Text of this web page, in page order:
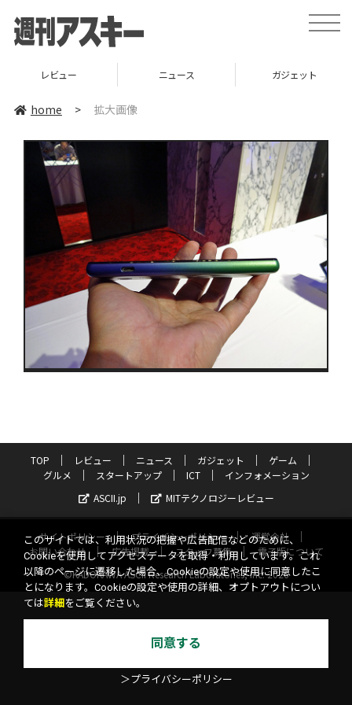
toggle
レビュー ニュース ガジェット
home > 拡大画像
TOP レビュー ニュース ガジェット
ゲーム
グルメ
スタートアップ ICT
インフォメーション
ASCII.jp
MITテクノロジーレビュー
サイトポリシー プライバシーポリシー
運営会社
お問い合わせ
広告掲載 スタッフ募集
電子版について
©KADOKAWA ASCII Research Laboratories, Inc. 2026
このサイトでは、利用状況の把握や広告配信などのために、
Cookieを使用してアクセスデータを取得・利用しています。これ
以降のページに遷移した場合、Cookieの設定や使用に同意したこ
とになります。Cookieの設定や使用の詳細、オプトアウトについ
ては詳細 をご覧ください。
同意する
＞プライバシーポリシー